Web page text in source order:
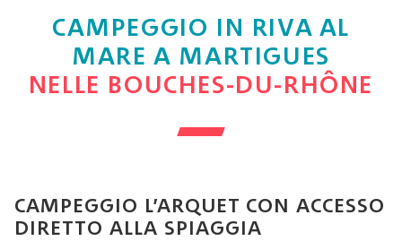
ÊTRE – L’ARQUET
SERVICES – L’ARQUET
ANIMATIONS – L’ARQUET
CAMPEGGIO IN RIVA AL
MARE A MARTIGUES
NELLE BOUCHES-DU-RHÔNE
CAMPEGGIO L’ARQUET CON ACCESSO
DIRETTO ALLA SPIAGGIA